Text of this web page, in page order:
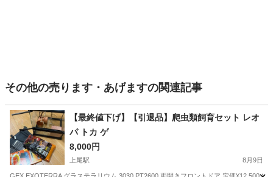
その他の売ります・あげますの関連記事
【最終値下げ】【引退品】爬虫類飼育セット レオ
パ トカ ゲ
8,000円
上尾駅 8月9日